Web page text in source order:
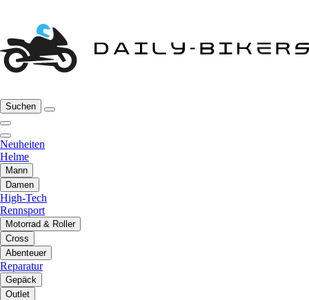
Suchen
Neuheiten
Helme
Mann
Damen
High-Tech
Rennsport
Motorrad & Roller
Cross
Abenteuer
Reparatur
Gepäck
Outlet